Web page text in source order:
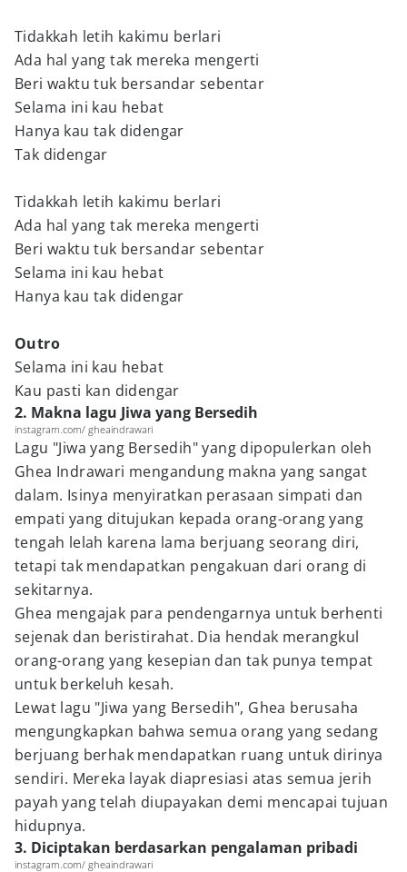
Tidakkah letih kakimu berlari
Ada hal yang tak mereka mengerti
Beri waktu tuk bersandar sebentar
Selama ini kau hebat
Hanya kau tak didengar
Tak didengar
Tidakkah letih kakimu berlari
Ada hal yang tak mereka mengerti
Beri waktu tuk bersandar sebentar
Selama ini kau hebat
Hanya kau tak didengar
Outro
Selama ini kau hebat
Kau pasti kan didengar
2. Makna lagu Jiwa yang Bersedih
instagram.com/ gheaindrawari
Lagu "Jiwa yang Bersedih" yang dipopulerkan oleh
Ghea Indrawari mengandung makna yang sangat
dalam. Isinya menyiratkan perasaan simpati dan
empati yang ditujukan kepada orang-orang yang
tengah lelah karena lama berjuang seorang diri,
tetapi tak mendapatkan pengakuan dari orang di
sekitarnya.
Ghea mengajak para pendengarnya untuk berhenti
sejenak dan beristirahat. Dia hendak merangkul
orang-orang yang kesepian dan tak punya tempat
untuk berkeluh kesah.
Lewat lagu "Jiwa yang Bersedih", Ghea berusaha
mengungkapkan bahwa semua orang yang sedang
berjuang berhak mendapatkan ruang untuk dirinya
sendiri. Mereka layak diapresiasi atas semua jerih
payah yang telah diupayakan demi mencapai tujuan
hidupnya.
3. Diciptakan berdasarkan pengalaman pribadi
instagram.com/ gheaindrawari